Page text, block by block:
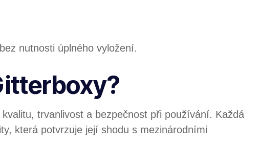
nutnosti úplného vyložení.
trvanlivost a bezpečnost při používání. Každá
která potvrzuje její shodu s mezinárodními